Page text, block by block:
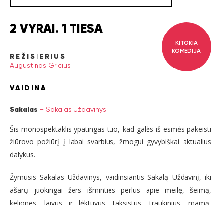
2 VYRAI. 1 TIESA
REŽISIERIUS
Augustinas Gricius
VAIDINA
Sakalas – Sakalas Uždavinys
KITOKIA
KOMEDIJA
Šis monospektaklis ypatingas tuo, kad galės iš esmės pakeisti
žiūrovo požiūrį į labai svarbius, žmogui gyvybiškai aktualius
dalykus.
Žymusis Sakalas Uždavinys, vaidinsiantis Sakalą Uždavinį, iki
ašarų juokingai žers išminties perlus apie meilę, šeimą,
keliones, laivus ir lėktuvus, taksistus, traukinius, mamą,